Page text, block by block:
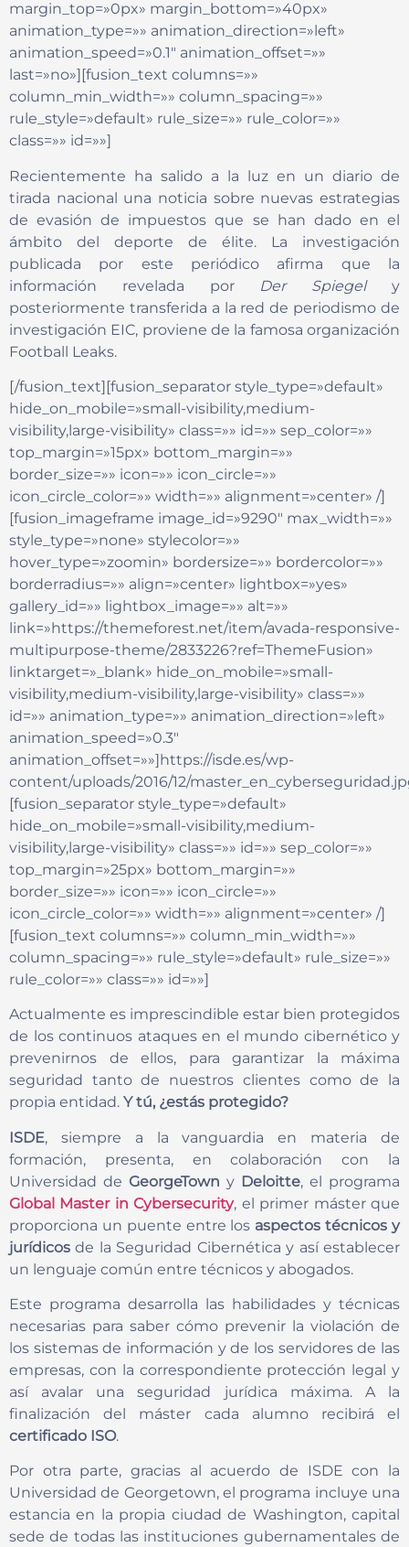
margin_top=»0px» margin_bottom=»40px»
animation_type=»» animation_direction=»left»
animation_speed=»0.1″ animation_offset=»»
last=»no»][fusion_text columns=»»
column_min_width=»» column_spacing=»»
rule_style=»default» rule_size=»» rule_color=»»
class=»» id=»»]
Recientemente ha salido a la luz en un diario de
tirada nacional una noticia sobre nuevas estrategias
de evasión de impuestos que se han dado en el
ámbito del deporte de élite. La investigación
publicada por este periódico afirma que la
información revelada por Der Spiegely
posteriormente transferida a la red de periodismo de
investigación EIC, proviene de la famosa organización
Football Leaks.
[/fusion_text][fusion_separator style_type=»default»
hide_on_mobile=»small-visibility,medium-
visibility,large-visibility» class=»» id=»» sep_color=»»
top_margin=»15px» bottom_margin=»»
border_size=»» icon=»» icon_circle=»»
icon_circle_color=»» width=»» alignment=»center» /]
[fusion_imageframe image_id=»9290″ max_width=»»
style_type=»none» stylecolor=»»
hover_type=»zoomin» bordersize=»» bordercolor=»»
borderradius=»» align=»center» lightbox=»yes»
gallery_id=»» lightbox_image=»» alt=»»
link=»https://themeforest.net/item/avada-responsive-
multipurpose-theme/2833226?ref=ThemeFusion»
linktarget=»_blank» hide_on_mobile=»small-
visibility,medium-visibility,large-visibility» class=»»
id=»» animation_type=»» animation_direction=»left»
animation_speed=»0.3″
animation_offset=»»]https://isde.es/wp-
content/uploads/2016/12/
[fusion_separator style_type=»default»
hide_on_mobile=»small-visibility,medium-
visibility,large-visibility» class=»» id=»» sep_color=»»
top_margin=»25px» bottom_margin=»»
border_size=»» icon=»» icon_circle=»»
icon_circle_color=»» width=»» alignment=»center» /]
[fusion_text columns=»» column_min_width=»»
column_spacing=»» rule_style=»default» rule_size=»»
rule_color=»» class=»» id=»»]
Actualmente es imprescindible estar bien protegidos
de los continuos ataques en el mundo cibernético y
prevenirnos de ellos, para garantizar la máxima
seguridad tanto de nuestros clientes como de la
propia entidad. Y tú, ¿estás protegido?
ISDE, siempre a la vanguardia en materia de
formación, presenta, en colaboración con la
Universidad de GeorgeTown y Deloitte, el programa
Global Master in Cybersecurity, el primer máster que
proporciona un puente entre los aspectos técnicos y
jurídicos de la Seguridad Cibernética y así establecer
un lenguaje común entre técnicos y abogados.
Este programa desarrolla las habilidades y técnicas
necesarias para saber cómo prevenir la violación de
los sistemas de información y de los servidores de las
empresas, con la correspondiente protección legal y
así avalar una seguridad jurídica máxima. A la
finalización del máster cada alumno recibirá el
certificado ISO.
Por otra parte, gracias al acuerdo de ISDE con la
Universidad de Georgetown, el programa incluye una
estancia en la propia ciudad de Washington, capital
sede de todas las instituciones gubernamentales de